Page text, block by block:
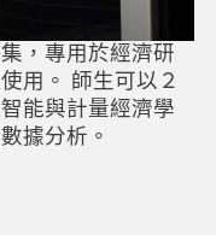
，專用於經濟研
用。 師生可以２
能與計量經濟學
據分析。